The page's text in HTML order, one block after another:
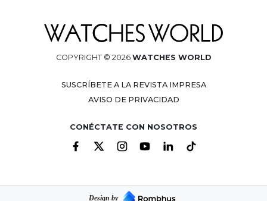
COPYRIGHT © 2026 WATCHES WORLD
SUSCRÍBETE A LA REVISTA IMPRESA
AVISO DE PRIVACIDAD
CONÉCTATE CON NOSOTROS
Design by